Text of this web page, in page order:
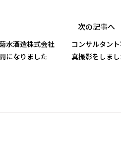
水酒造株式会社
になりました
次の記事
コンサルタン
真撮影をしま